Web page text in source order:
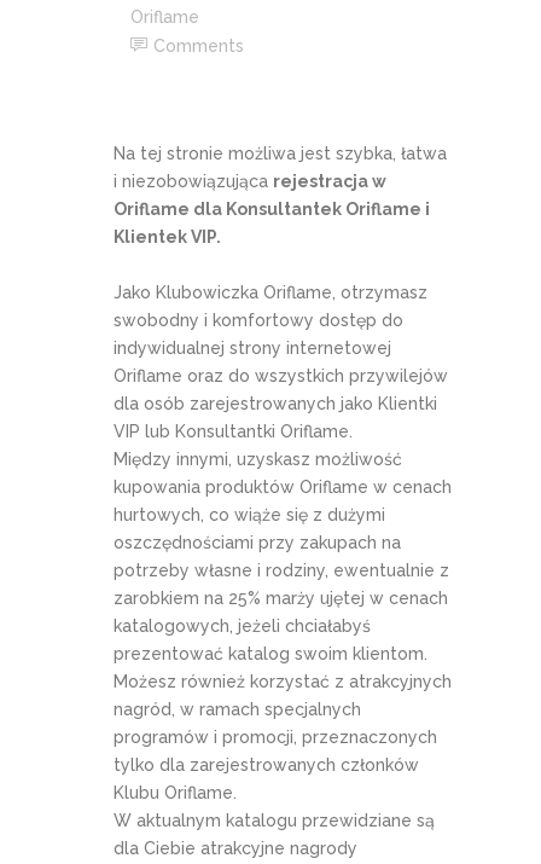
Oriflame
Comments
Na tej stronie możliwa jest szybka, łatwa
i niezobowiązująca rejestracja w
Oriflame dla Konsultantek Oriflame i
Klientek VIP.
Jako Klubowiczka Oriflame, otrzymasz
swobodny i komfortowy dostęp do
indywidualnej strony internetowej
Oriflame oraz do wszystkich przywilejów
dla osób zarejestrowanych jako Klientki
VIP lub Konsultantki Oriflame.
Między innymi, uzyskasz możliwość
kupowania produktów Oriflame w cenach
hurtowych, co wiąże się z dużymi
oszczędnościami przy zakupach na
potrzeby własne i rodziny, ewentualnie z
zarobkiem na 25% marży ujętej w cenach
katalogowych, jeżeli chciałabyś
prezentować katalog swoim klientom.
Możesz również korzystać z atrakcyjnych
nagród, w ramach specjalnych
programów i promocji, przeznaczonych
tylko dla zarejestrowanych członków
Klubu Oriflame.
W aktualnym katalogu przewidziane są
dla Ciebie atrakcyjne nagrody